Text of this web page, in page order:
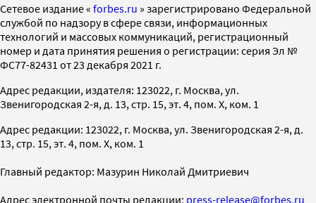
Cетевое издание « forbes.ru » зарегистрировано Федеральной
службой по надзору в сфере связи, информационных
технологий и массовых коммуникаций, регистрационный
номер и дата принятия решения о регистрации: серия Эл №
ФС77-82431 от 23 декабря 2021 г.
Адрес редакции, издателя: 123022, г. Москва, ул.
Звенигородская 2-я, д. 13, стр. 15, эт. 4, пом. X, ком. 1
Адрес редакции: 123022, г. Москва, ул. Звенигородская 2-я, д.
13, стр. 15, эт. 4, пом. X, ком. 1
Главный редактор: Мазурин Николай Дмитриевич
Адрес электронной почты редакции: press-release@forbes.ru